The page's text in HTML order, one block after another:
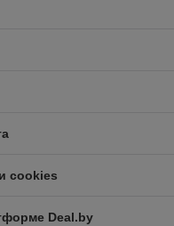
cookies
Deal.by